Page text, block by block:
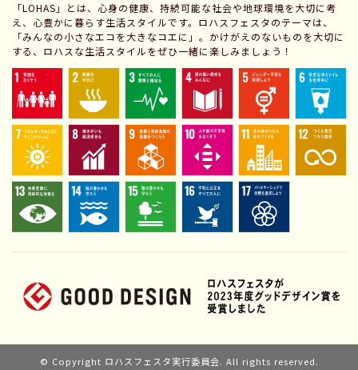
「LOHAS」とは、心身の健康、持続可能な社会や地球環境を大切に考
え、心豊かに暮らす生活スタイルです。ロハスフェスタのテーマは、
「みんなの小さなエコを大きなコエに」。かけがえのないものを大切に
する、ロハスな生活スタイルをぜひ一緒に楽しみましょう！
© Copyright ロハスフェスタ実行委員会. All rights reserved.